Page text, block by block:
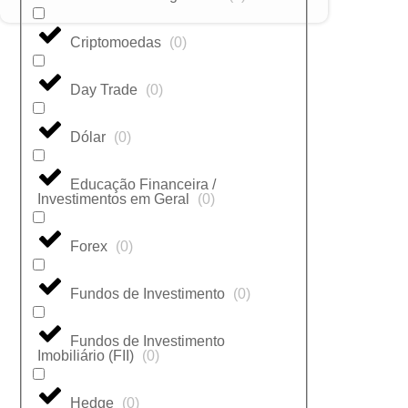
Criptomoedas (0)
Day Trade (0)
Dólar (0)
Educação Financeira /
Investimentos em Geral
(0)
Forex (0)
Fundos de Investimento (0)
Fundos de Investimento
Imobiliário (FII) (0)
Hedge (0)